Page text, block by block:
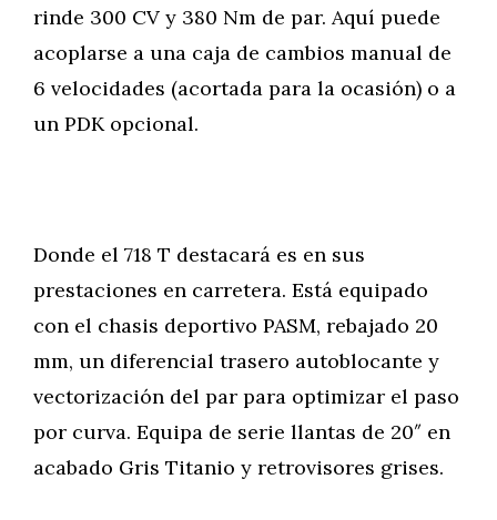
rinde 300 CV y 380 Nm de par. Aquí puede
acoplarse a una caja de cambios manual de
6 velocidades (acortada para la ocasión) o a
un PDK opcional.
Donde el 718 T destacará es en sus
prestaciones en carretera. Está equipado
con el chasis deportivo PASM, rebajado 20
mm, un diferencial trasero autoblocante y
vectorización del par para optimizar el paso
por curva. Equipa de serie llantas de 20″ en
acabado Gris Titanio y retrovisores grises.